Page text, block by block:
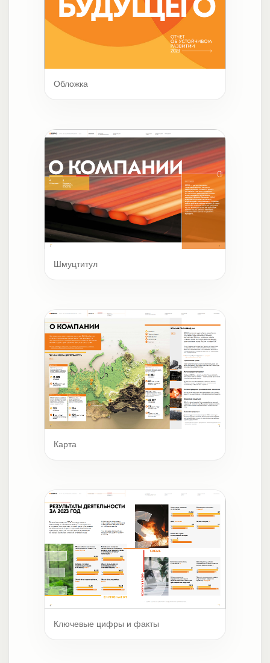
Обложка
Шмуцтитул
Карта
Ключевые цифры и факты